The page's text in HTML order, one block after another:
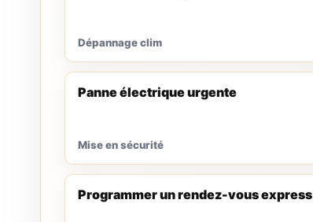
Dépannage clim
Panne électrique urgente
Mise en sécurité
Programmer un rendez-vous express